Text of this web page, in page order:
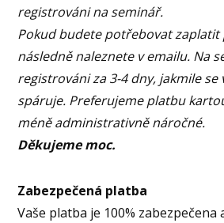
registrováni na seminář.
Pokud budete potřebovat
následně naleznete v emailu. Na
registrováni za 3-4 dny, jakmile se
spáruje. Preferujeme platbu
méně administrativně náročné.
Děkujeme moc.
Zabezpečená platba
Vaše platba je 100%